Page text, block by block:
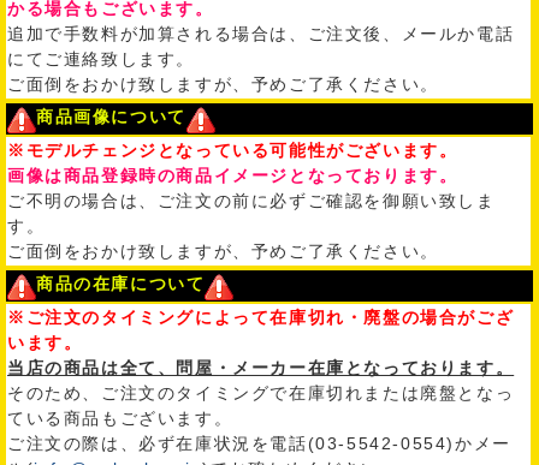
かる場合もございます。
追加で手数料が加算される場合は、ご注文後、メールか電話
にてご連絡致します。
ご面倒をおかけ致しますが、予めご了承ください。
商品画像について
※モデルチェンジとなっている可能性がございます。
画像は商品登録時の商品イメージとなっております。
ご不明の場合は、ご注文の前に必ずご確認を御願い致しま
す。
ご面倒をおかけ致しますが、予めご了承ください。
商品の在庫について
※ご注文のタイミングによって在庫切れ・廃盤の場合がござ
います。
当店の商品は全て、問屋・メーカー在庫となっております。
そのため、ご注文のタイミングで在庫切れまたは廃盤となっ
ている商品もございます。
ご注文の際は、必ず在庫状況を電話(03-5542-0554)かメー